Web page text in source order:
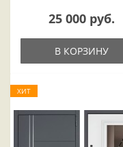
25 000 руб.
В КОРЗИНУ
ХИТ